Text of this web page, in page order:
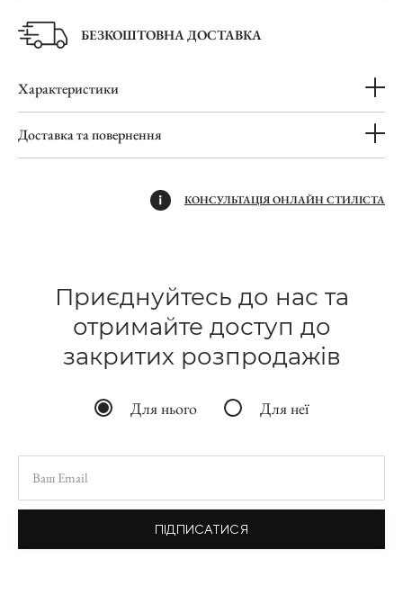
БЕЗКОШТОВНА ДОСТАВКА
Характеристики
Доставка та повернення
КОНСУЛЬТАЦІЯ ОНЛАЙН СТИЛІСТА
Приєднуйтесь до нас та
отримайте доступ до
закритих розпродажів
Для нього Для неї
ПІДПИСАТИСЯ